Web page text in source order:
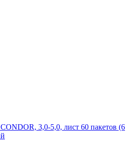
3,0-5,0, лист 60 пакетов (6